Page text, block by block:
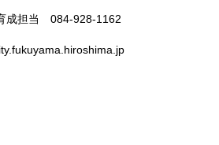
成担当 084-928-1162